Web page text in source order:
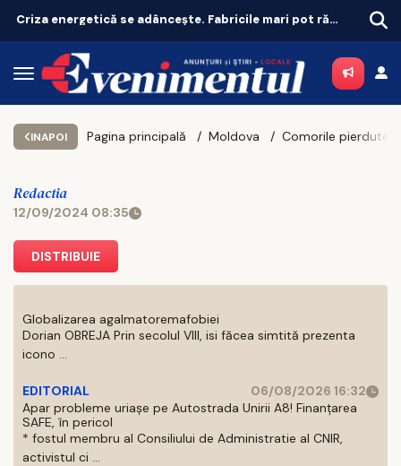
INAPOI Pagina principală Moldova
Redactia
12/09/2024 08:35
DISTRIBUIE
Globalizarea agalmatoremafobiei
Dorian OBREJA Prin secolul VIII, isi făcea simtită prezenta
icono ...
EDITORIAL
06/08/2026 16:32
Apar probleme uriașe pe Autostrada Unirii A8! Finanțarea
SAFE, în pericol
* fostul membru al Consiliului de Administratie al CNIR,
activistul ci ...